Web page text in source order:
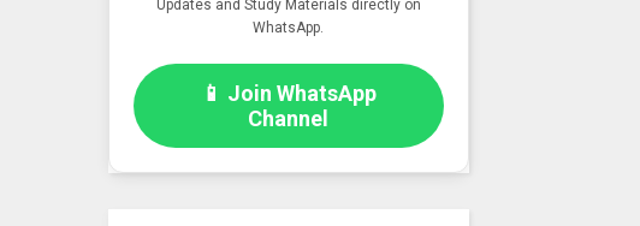
Updates and Study Materials directly on
WhatsApp.
📱 Join WhatsApp
Channel